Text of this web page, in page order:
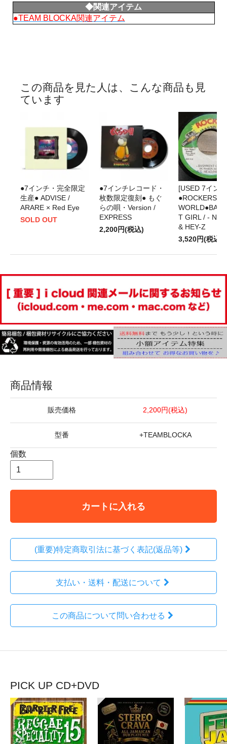
◆関連アイテム
●TEAM BLOCKA関連アイテム
この商品を見た人は、こんな商品も見
ています
●7インチ・完全限定
生産● ADVISE /
ARARE × Red Eye
SOLD OUT
●7インチレコード・
枚数限定復刻● もぐ
らの唄・Version /
EXPRESS
2,200円(税込)
[USED 7イン
●ROCKERS
T GIRL / - NG
& HEY-Z
3,520円(税込)
商品情報
販売価格 2,200円(税込)
型番 +TEAMBLOCKA
個数
カートに入れる
(重要)特定商取引法に基づく表記(返品等)
支払い・送料・配送について
この商品について問い合わせる
PICK UP CD+DVD